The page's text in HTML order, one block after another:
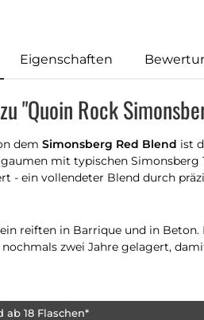
Eigenschaften
"Quoin Rock
dem Simonsberg Red Blend ist
mit typischen Simonsberg
- ein vollendeter Blend durch
reiften in Barrique und in
zwei Jahre gelagert,
ab 18 Flaschen*